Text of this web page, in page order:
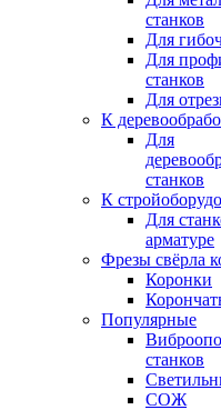
станков
Для
Для
станков
Для
К
Для
станков
К
Для
арматуре
Фрезы свёрла
Коронки
Популярные
станков
СОЖ